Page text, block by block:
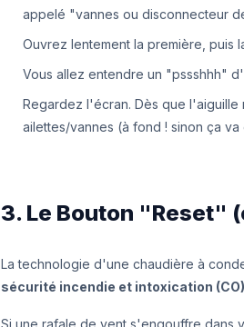
appelé "vannes ou disconnecteur
Ouvrez lentement la première, puis
Vous allez entendre un "pssshhh"
Regardez l'écran. Dès que l'aiguille
ailettes/vannes (à fond ! sinon ça
3. Le Bouton "Reset"
La technologie d'une chaudière à
sécurité incendie et intoxication (CO)
Si une rafale de vent s'engouffre dans